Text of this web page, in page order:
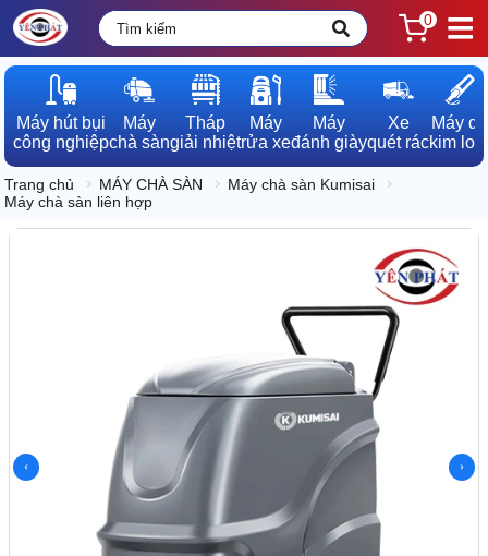
0
Máy hút bụi
công nghiệp
Máy
chà sàn
Tháp
giải nhiệt
Máy
rửa xe
Máy
đánh giày
Xe
quét rác
Máy dò
kim loại
Trang chủ MÁY CHÀ SÀN
Máy chà sàn Kumisai
Máy chà sàn liên hợp